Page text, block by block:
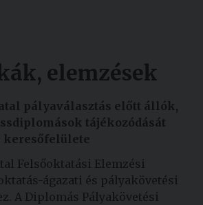
Junior
Akadémia
Felvételizőknek
Hallgatóinknak
Szolgáltatásaink
elemzések
pályaválasztás előtt állók,
tájékozódását
Felsőoktatási Elemzési
ágazati és pályakövetési
A Diplomás Pályakövetési